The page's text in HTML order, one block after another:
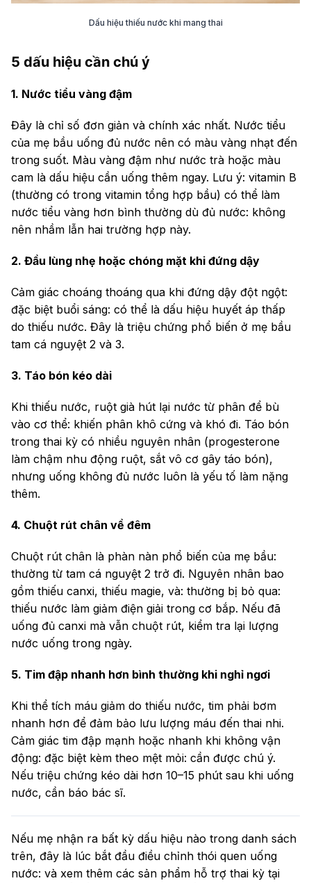
Dấu hiệu thiếu nước khi mang thai
5 dấu hiệu cần chú ý
1. Nước tiểu vàng đậm
Đây là chỉ số đơn giản và chính xác nhất. Nước tiểu
của mẹ bầu uống đủ nước nên có màu vàng nhạt đến
trong suốt. Màu vàng đậm như nước trà hoặc màu
cam là dấu hiệu cần uống thêm ngay. Lưu ý: vitamin B
(thường có trong vitamin tổng hợp bầu) có thể làm
nước tiểu vàng hơn bình thường dù đủ nước: không
nên nhầm lẫn hai trường hợp này.
2. Đầu lùng nhẹ hoặc chóng mặt khi đứng dậy
Cảm giác choáng thoáng qua khi đứng dậy đột ngột:
đặc biệt buổi sáng: có thể là dấu hiệu huyết áp thấp
do thiếu nước. Đây là triệu chứng phổ biến ở mẹ bầu
tam cá nguyệt 2 và 3.
3. Táo bón kéo dài
Khi thiếu nước, ruột già hút lại nước từ phân để bù
vào cơ thể: khiến phân khô cứng và khó đi. Táo bón
trong thai kỳ có nhiều nguyên nhân (progesterone
làm chậm nhu động ruột, sắt vô cơ gây táo bón),
nhưng uống không đủ nước luôn là yếu tố làm nặng
thêm.
4. Chuột rút chân về đêm
Chuột rút chân là phàn nàn phổ biến của mẹ bầu:
thường từ tam cá nguyệt 2 trở đi. Nguyên nhân bao
gồm thiếu canxi, thiếu magie, và: thường bị bỏ qua:
thiếu nước làm giảm điện giải trong cơ bắp. Nếu đã
uống đủ canxi mà vẫn chuột rút, kiểm tra lại lượng
nước uống trong ngày.
5. Tim đập nhanh hơn bình thường khi nghỉ ngơi
Khi thể tích máu giảm do thiếu nước, tim phải bơm
nhanh hơn để đảm bảo lưu lượng máu đến thai nhi.
Cảm giác tim đập mạnh hoặc nhanh khi không vận
động: đặc biệt kèm theo mệt mỏi: cần được chú ý.
Nếu triệu chứng kéo dài hơn 10–15 phút sau khi uống
nước, cần báo bác sĩ.
Nếu mẹ nhận ra bất kỳ dấu hiệu nào trong danh sách
trên, đây là lúc bắt đầu điều chỉnh thói quen uống
nước: và xem thêm các sản phẩm hỗ trợ thai kỳ tại